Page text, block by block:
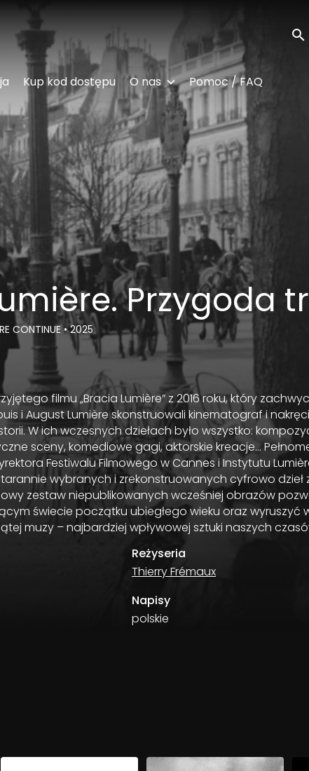
Kup kod dostępu O nas Pomoc / FAQ
Przygoda
CONTINUE• 2025
filmu „Bracia Lumière” z 2016 roku, który
i August Lumière skonstruowali kinematograf i
W ich wczesnych dziełach było wszystko:
sceny, komediowe gagi, aktorskie kreacje…
Festiwalu Filmowego w Cannes i Instytutu
wybranych i zrekonstruowanych cyfrowo
zestaw niepublikowanych wcześniej obrazów
świecie początku ubiegłego wieku oraz wyruszyć
muzy – najbardziej wpływowej sztuki naszych
Reżyseria
Thierry Frémaux
Napisy
polskie